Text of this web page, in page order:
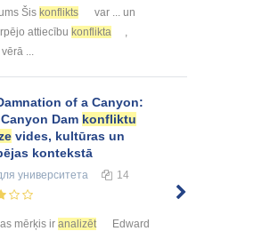
Šis konflikts
var ... un
attiecību konflikta
...
of a Canyon:
Dam konfliktu
vides, kultūras un
kontekstā
университета 14
mērķis ir analizēt
Edward